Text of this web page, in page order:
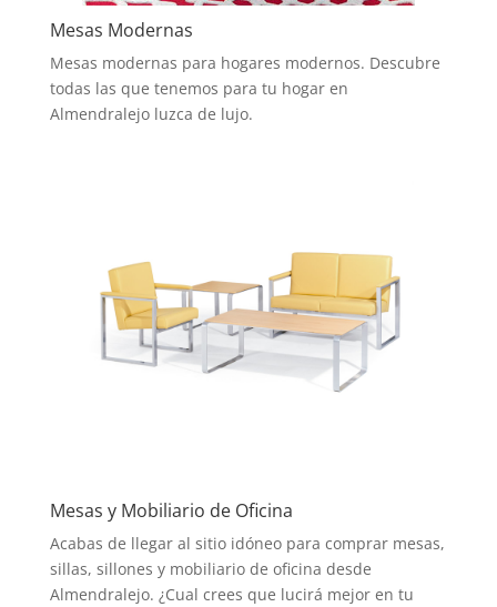
Mesas Modernas
Mesas modernas para hogares modernos. Descubre
todas las que tenemos para tu hogar en
Almendralejo luzca de lujo.
Mesas y Mobiliario de Oficina
Acabas de llegar al sitio idóneo para comprar mesas,
sillas, sillones y mobiliario de oficina desde
Almendralejo. ¿Cual crees que lucirá mejor en tu